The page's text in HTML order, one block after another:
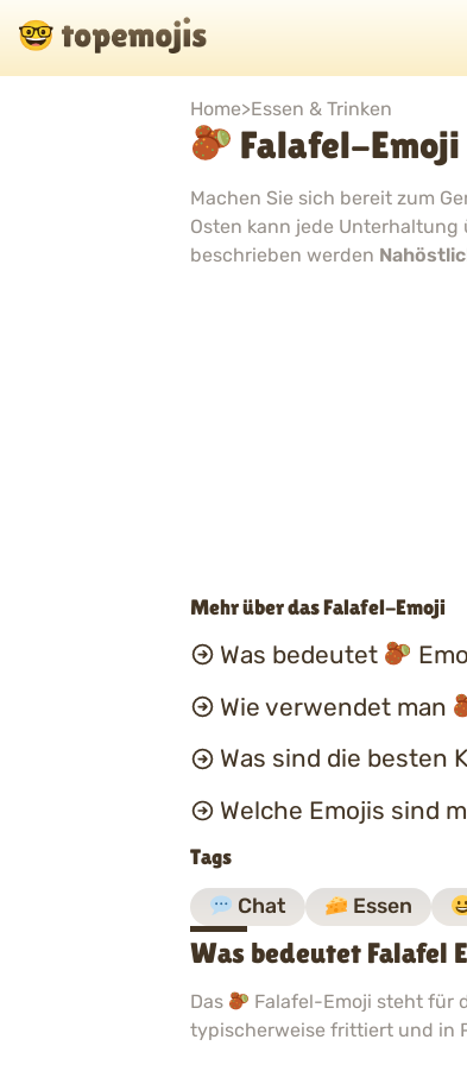
Home>Essen & Trinken
Falafel-Emoji
Machen Sie sich bereit zum
Osten kann jede
beschrieben werden
Mehr über das Falafel-Emoji
Was bedeutet
Wie verwendet man
Was sind die besten
Welche Emojis sind
Tags
Chat Essen
Was bedeutet Falafel
Das
Falafel-Emoji steht für
typischerweise frittiert und in